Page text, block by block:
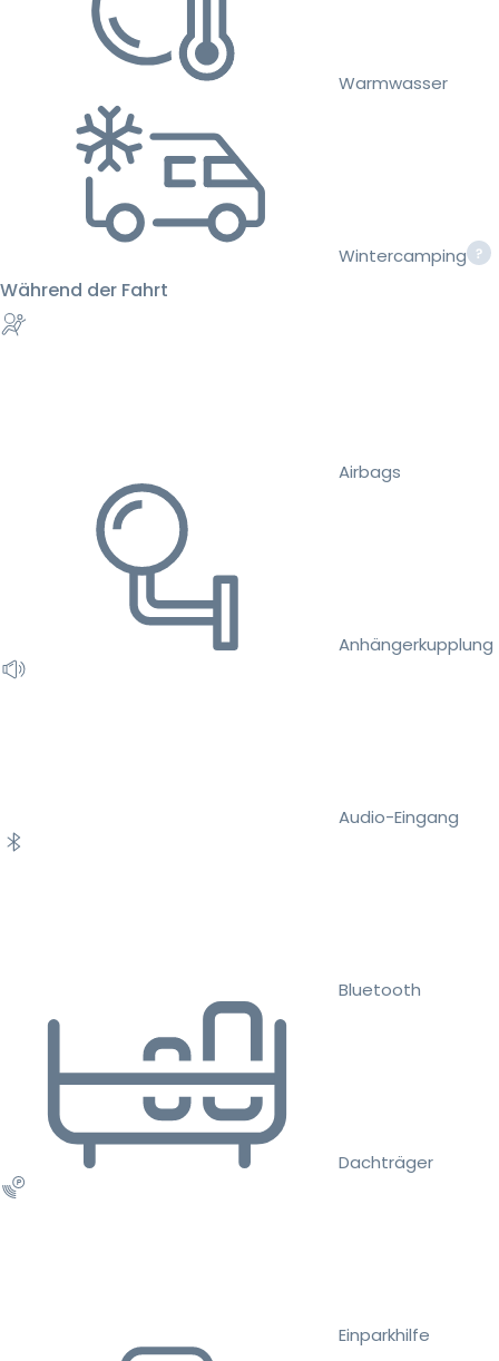
Warmwasser
Wintercamping
Während der Fahrt
Airbags
Anhängerkupplung
Audio-Eingang
Bluetooth
Dachträger
Einparkhilfe